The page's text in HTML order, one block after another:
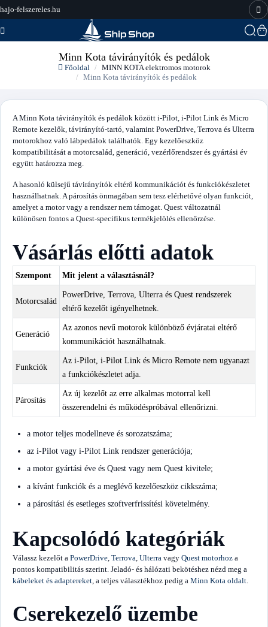
hajo-felszereles.hu
Minn Kota távirányítók és pedálok
Főoldal
MINN KOTA elektromos motorok
Minn Kota távirányítók és pedálok
A Minn Kota távirányítók és pedálok között i-Pilot, i-Pilot Link és Micro
Remote kezelők, távirányító-tartó, valamint PowerDrive, Terrova és Ulterra
motorokhoz való lábpedálok találhatók. Egy kezelőeszköz
kompatibilitását a motorcsalád, generáció, vezérlőrendszer és gyártási év
együtt határozza meg.
A hasonló külsejű távirányítók eltérő kommunikációt és funkciókészletet
használhatnak. A párosítás önmagában sem tesz elérhetővé olyan funkciót,
amelyet a motor vagy a rendszer nem támogat. Quest változatnál
különösen fontos a Quest-specifikus termékjelölés ellenőrzése.
Vásárlás előtti adatok
Szempont Mit jelent a választásnál?
Motorcsalád
PowerDrive, Terrova, Ulterra és Quest rendszerek
eltérő kezelőt igényelhetnek.
Generáció
Az azonos nevű motorok különböző évjáratai eltérő
kommunikációt használhatnak.
Funkciók
Az i-Pilot, i-Pilot Link és Micro Remote nem ugyanazt
a funkciókészletet adja.
Párosítás
Az új kezelőt az erre alkalmas motorral kell
összerendelni és működéspróbával ellenőrizni.
a motor teljes modellneve és sorozatszáma;
az i-Pilot vagy i-Pilot Link rendszer generációja;
a motor gyártási éve és Quest vagy nem Quest kivitele;
a kívánt funkciók és a meglévő kezelőeszköz cikkszáma;
a párosítási és esetleges szoftverfrissítési követelmény.
Kapcsolódó kategóriák
Válassz kezelőt a PowerDrive Terrova Ulterra vagy Quest motorhoz a
pontos kompatibilitás szerint. Jeladó- és hálózati bekötéshez nézd meg a
kábeleket és adaptereket , a teljes választékhoz pedig a Minn Kota oldalt
Cserekezelő üzembe